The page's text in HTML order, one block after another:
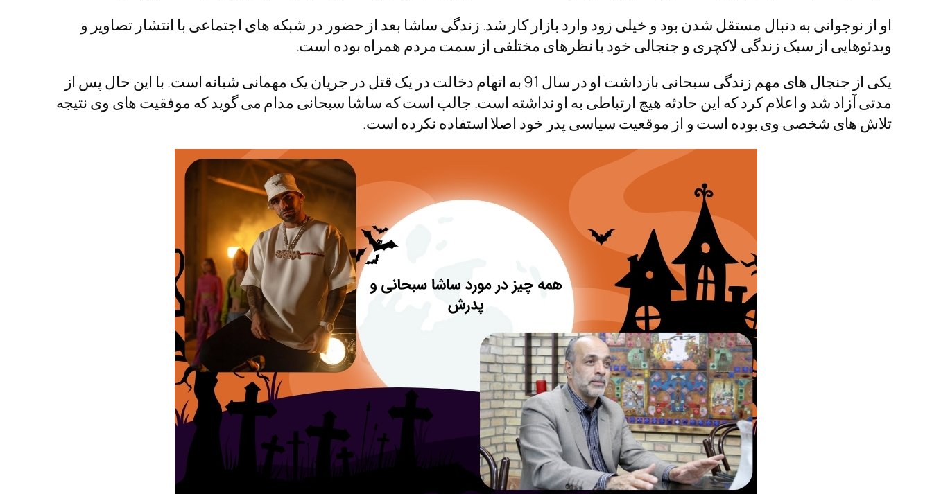
او از نوجوانی به دنبال مستقل شدن بود و خیلی زود وارد بازار کار شد. زندگی ساشا بعد از حضور در شبکه‌ های اجتماعی با انتشار تصاویر و
ویدئوهایی از سبک زندگی لاکچری و جنجالی‌ خود با نظرهای مختلفی از سمت مردم همراه بوده است.
یکی از جنجال‌ های مهم زندگی سبحانی بازداشت او در سال 91 به اتهام دخالت در یک قتل در جریان یک مهمانی شبانه است. با این حال پس از
مدتی آزاد شد و اعلام کرد که این حادثه هیچ ارتباطی به او نداشته است. جالب است که ساشا سبحانی مدام می گوید که موفقیت‌ های وی نتیجه
تلاش‌ های شخصی وی بوده است و از موقعیت سیاسی پدر خود اصلا استفاده نکرده است.